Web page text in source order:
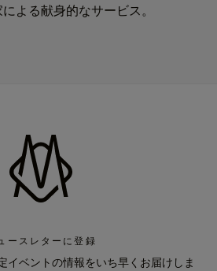
よる献身的なサービス。
ースレターに登録
イベントの情報をいち早くお届けしま